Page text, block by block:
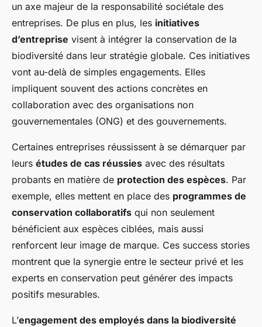
un axe majeur de la responsabilité sociétale des
entreprises. De plus en plus, les initiatives
d’entreprise visent à intégrer la conservation de la
biodiversité dans leur stratégie globale. Ces initiatives
vont au-delà de simples engagements. Elles
impliquent souvent des actions concrètes en
collaboration avec des organisations non
gouvernementales (ONG) et des gouvernements.
Certaines entreprises réussissent à se démarquer par
leurs études de cas réussies avec des résultats
probants en matière de protection des espèces. Par
exemple, elles mettent en place des programmes de
conservation collaboratifs qui non seulement
bénéficient aux espèces ciblées, mais aussi
renforcent leur image de marque. Ces success stories
montrent que la synergie entre le secteur privé et les
experts en conservation peut générer des impacts
positifs mesurables.
L’engagement des employés dans la biodiversité